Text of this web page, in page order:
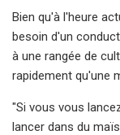
Bien qu'à l'heure
besoin d'un
à une rangée de
rapidement qu'une
"Si vous vous
lancer dans du